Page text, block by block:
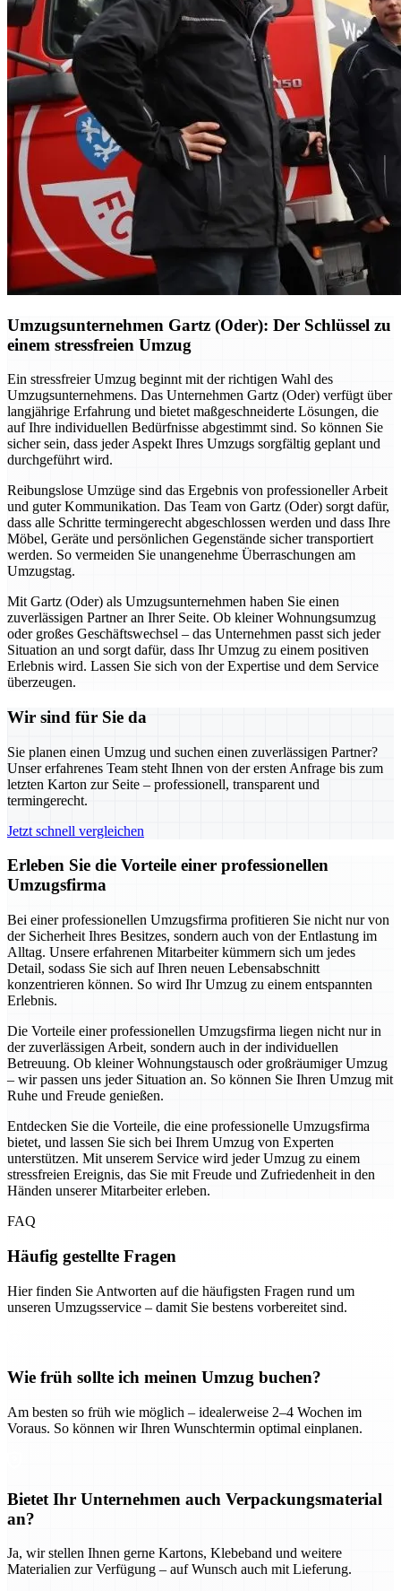
Umzugsunternehmen Gartz (Oder): Der Schlüssel zu
einem stressfreien Umzug
Ein stressfreier Umzug beginnt mit der richtigen Wahl des
Umzugsunternehmens. Das Unternehmen Gartz (Oder) verfügt über
langjährige Erfahrung und bietet maßgeschneiderte Lösungen, die
auf Ihre individuellen Bedürfnisse abgestimmt sind. So können Sie
sicher sein, dass jeder Aspekt Ihres Umzugs sorgfältig geplant und
durchgeführt wird.
Reibungslose Umzüge sind das Ergebnis von professioneller Arbeit
und guter Kommunikation. Das Team von Gartz (Oder) sorgt dafür,
dass alle Schritte termingerecht abgeschlossen werden und dass Ihre
Möbel, Geräte und persönlichen Gegenstände sicher transportiert
werden. So vermeiden Sie unangenehme Überraschungen am
Umzugstag.
Mit Gartz (Oder) als Umzugsunternehmen haben Sie einen
zuverlässigen Partner an Ihrer Seite. Ob kleiner Wohnungsumzug
oder großes Geschäftswechsel – das Unternehmen passt sich jeder
Situation an und sorgt dafür, dass Ihr Umzug zu einem positiven
Erlebnis wird. Lassen Sie sich von der Expertise und dem Service
überzeugen.
Wir sind für Sie da
Sie planen einen Umzug und suchen einen zuverlässigen Partner?
Unser erfahrenes Team steht Ihnen von der ersten Anfrage bis zum
letzten Karton zur Seite – professionell, transparent und
termingerecht.
Jetzt schnell vergleichen
Erleben Sie die Vorteile einer professionellen
Umzugsfirma
Bei einer professionellen Umzugsfirma profitieren Sie nicht nur von
der Sicherheit Ihres Besitzes, sondern auch von der Entlastung im
Alltag. Unsere erfahrenen Mitarbeiter kümmern sich um jedes
Detail, sodass Sie sich auf Ihren neuen Lebensabschnitt
konzentrieren können. So wird Ihr Umzug zu einem entspannten
Erlebnis.
Die Vorteile einer professionellen Umzugsfirma liegen nicht nur in
der zuverlässigen Arbeit, sondern auch in der individuellen
Betreuung. Ob kleiner Wohnungstausch oder großräumiger Umzug
– wir passen uns jeder Situation an. So können Sie Ihren Umzug mit
Ruhe und Freude genießen.
Entdecken Sie die Vorteile, die eine professionelle Umzugsfirma
bietet, und lassen Sie sich bei Ihrem Umzug von Experten
unterstützen. Mit unserem Service wird jeder Umzug zu einem
stressfreien Ereignis, das Sie mit Freude und Zufriedenheit in den
Händen unserer Mitarbeiter erleben.
FAQ
Häufig gestellte Fragen
Hier finden Sie Antworten auf die häufigsten Fragen rund um
unseren Umzugsservice – damit Sie bestens vorbereitet sind.
Wie früh sollte ich meinen Umzug buchen?
Am besten so früh wie möglich – idealerweise 2–4 Wochen im
Voraus. So können wir Ihren Wunschtermin optimal einplanen.
Bietet Ihr Unternehmen auch Verpackungsmaterial
an?
Ja, wir stellen Ihnen gerne Kartons, Klebeband und weitere
Materialien zur Verfügung – auf Wunsch auch mit Lieferung.